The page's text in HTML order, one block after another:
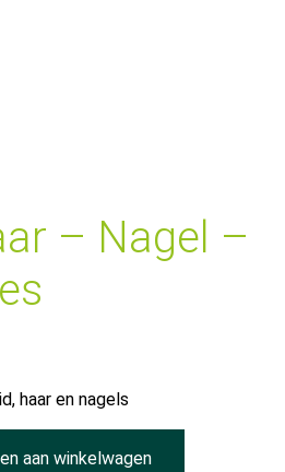
– Nagel –
haar en nagels
aan winkelwagen